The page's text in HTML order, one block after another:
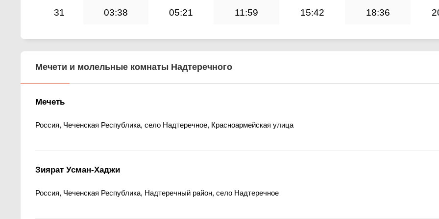
31 03:38 05:21 11:59 15:42 18:36
Мечети и молельные комнаты Надтеречного
Мечеть
Россия, Чеченская Республика, село Надтеречное, Красноармейская улица
Зиярат Усман-Хаджи
Россия, Чеченская Республика, Надтеречный район, село Надтеречное